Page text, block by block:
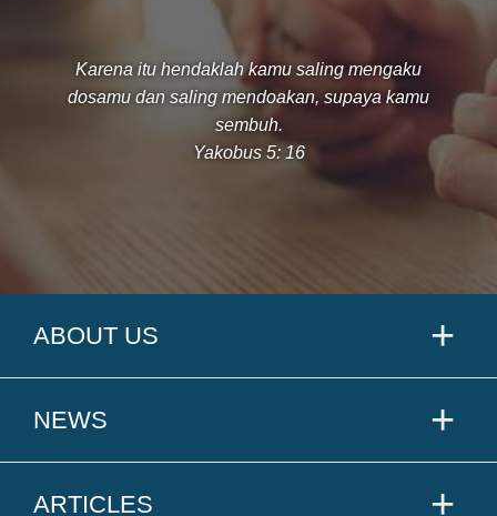
Karena itu hendaklah kamu saling mengaku
dosamu dan saling mendoakan, supaya kamu
sembuh.
Yakobus 5: 16
ABOUT US
NEWS
ARTICLES